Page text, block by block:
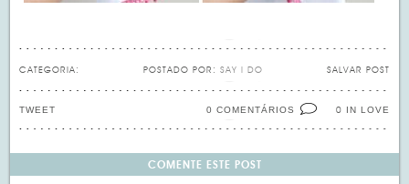
CATEGORIA: SALVAR POST
POSTADO POR: SAY I DO
0 IN LOVE
0 COMENTÁRIOS
TWEET
COMENTE ESTE POST